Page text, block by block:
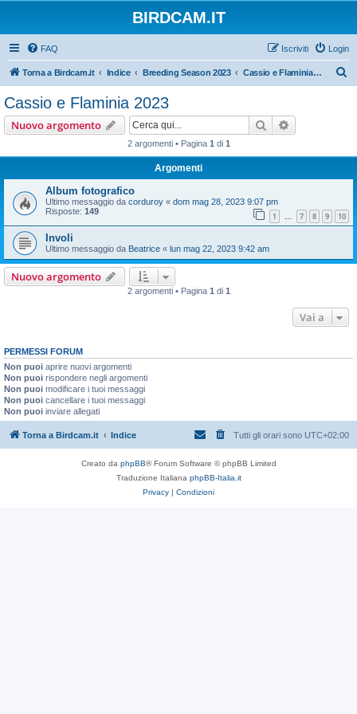
BIRDCAM.IT
FAQ Login
Iscriviti
Torna a Birdcam.it Indice Breeding Season 2023 Cassio e Flaminia 2023
Cassio e Flaminia 2023
Nuovo argomento Cerca
2 argomenti • Pagina 1 di 1
Argomenti
Album fotografico
Ultimo messaggio da corduroy « dom mag 28, 2023 9:07 pm
Risposte: 149 1 … 7 8 9 10
Involi
Ultimo messaggio da Beatrice « lun mag 22, 2023 9:42 am
Nuovo argomento
2 argomenti • Pagina 1 di 1
Vai a
PERMESSI FORUM
Non puoi aprire nuovi argomenti
Non puoi rispondere negli argomenti
Non puoi modificare i tuoi messaggi
Non puoi cancellare i tuoi messaggi
Non puoi inviare allegati
Torna a Birdcam.it Indice Tutti gli orari sono UTC+02:00
Creato da phpBB® Forum Software © phpBB Limited
Traduzione Italiana phpBB-Italia.it
Privacy | Condizioni